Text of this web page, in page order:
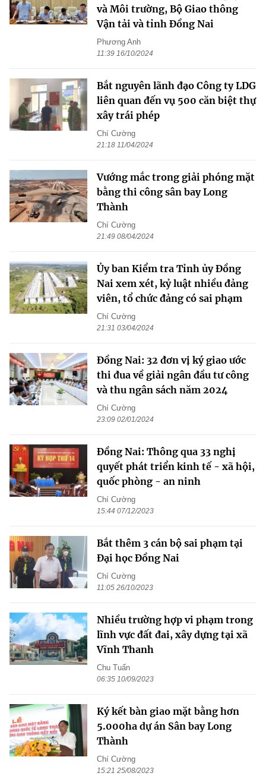
và Môi trường, Bộ Giao thông
Vận tải và tỉnh Đồng Nai
Phương Anh
11:39 16/10/2024
Bắt nguyên lãnh đạo Công ty LDG
liên quan đến vụ 500 căn biệt thự
xây trái phép
Chí Cường
21:18 11/04/2024
Vướng mắc trong giải phóng mặt
bằng thi công sân bay Long
Thành
Chí Cường
21:49 08/04/2024
Ủy ban Kiểm tra Tỉnh ủy Đồng
Nai xem xét, kỷ luật nhiều đảng
viên, tổ chức đảng có sai phạm
Chí Cường
21:31 03/04/2024
Đồng Nai: 32 đơn vị ký giao ước
thi đua về giải ngân đầu tư công
và thu ngân sách năm 2024
Chí Cường
23:09 02/01/2024
Đồng Nai: Thông qua 33 nghị
quyết phát triển kinh tế - xã hội,
quốc phòng - an ninh
Chí Cường
15:44 07/12/2023
Bắt thêm 3 cán bộ sai phạm tại
Đại học Đồng Nai
Chí Cường
11:05 26/10/2023
Nhiều trường hợp vi phạm trong
lĩnh vực đất đai, xây dựng tại xã
Vĩnh Thanh
Chu Tuấn
06:35 10/09/2023
Ký kết bàn giao mặt bằng hơn
5.000ha dự án Sân bay Long
Thành
Chí Cường
15:21 25/08/2023